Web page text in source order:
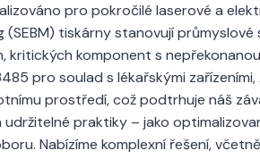
pro pokročilé laserové a
(SEBM) tiskárny stanovují
kritických komponent s
pro soulad s lékařskými
prostředí, což podtrhuje náš
udržitelné praktiky – jako
Nabízíme komplexní řešení,